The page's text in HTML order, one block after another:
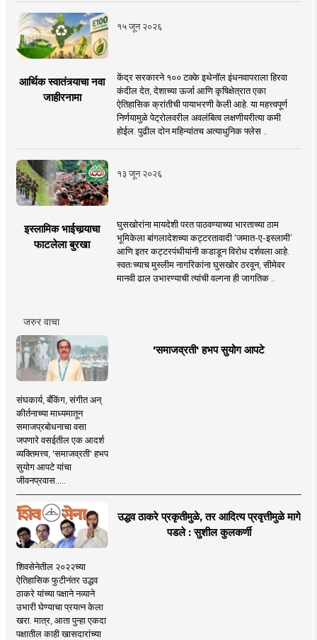
१५ जून २०२६
आर्थिक स्वातंत्र्याचा नवा
जाहीरनामा
केंद्र सरकारने १०० टक्के इथेनॉल इंधनवापराला हिरवा
कंदील देत, देशाच्या ऊर्जा आणि कृषिक्षेत्रात एका
ऐतिहासिक क्रांतीची पायाभरणी केली आहे. या महत्त्वपूर्ण
निर्णयामुळे पेट्रोलवरील अवलंबित्व लक्षणीयरीत्या कमी
होईल. पुढील दोन महिन्यांतच अत्याधुनिक फ्लेस ..
१३ जून २०२६
इस्लामिक भाईचार्‍याचा
फाटलेला बुरखा
घुसखोरांना मायदेशी परत पाठवण्याच्या भारताच्या ठाम
भूमिकेला बांगलादेशच्या कट्टरतावादी ‘जमात-ए-इस्लामी’
आणि इतर कट्टरपंथीयांनी कडाडून विरोध दर्शवला आहे.
स्वतःच्याच मुस्लीम नागरिकांना घुसखोर ठरवून, सीमेवर
मानवी ढाल उभारण्याची त्यांची वल्गना ही जागतिक ..
जरुर वाचा
'समाजव्रती' हभप सुयोग आपटे
संघकार्य, बँकिंग, संगीत अन्
कीर्तनाच्या माध्यमातून
समाजप्रबोधनाचा वसा
जपणारे वसईतील एक आदर्श
व्यक्तिमत्त्व, 'समाजव्रती' हभप
सुयोग आपटे यांचा
जीवनप्रवास.....
उद्धव ठाकरे प्रकृतीमुळे, तर आदित्य प्रवृत्तीमुळे मागे
पडले : सुशील कुलकर्णी
शिवसेनेतील २०२२च्या
ऐतिहासिक फुटीनंतर उद्धव
ठाकरे यांच्या पक्षाने नव्याने
उभारी घेण्याचा प्रयत्न केला
खरा. मात्र, आता पुन्हा एकदा
पक्षातील काही खासदारांच्या